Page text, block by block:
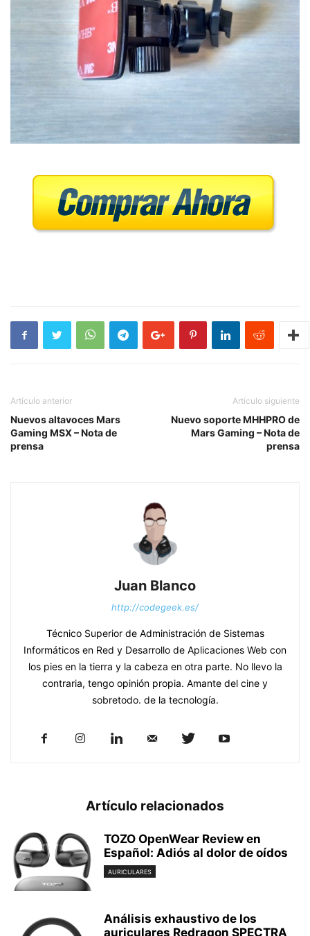
Artículo anterior
Nuevos altavoces Mars
Gaming MSX – Nota de
prensa
Artículo siguiente
Nuevo soporte MHHPRO de
Mars Gaming – Nota de
prensa
Juan Blanco
http://codegeek.es/
Técnico Superior de Administración de Sistemas
Informáticos en Red y Desarrollo de Aplicaciones Web con
los pies en la tierra y la cabeza en otra parte. No llevo la
contraria, tengo opinión propia. Amante del cine y
sobretodo. de la tecnología.
Artículo relacionados
TOZO OpenWear Review en
Español: Adiós al dolor de oídos
AURICULARES
Análisis exhaustivo de los
auriculares Redragon SPECTRA